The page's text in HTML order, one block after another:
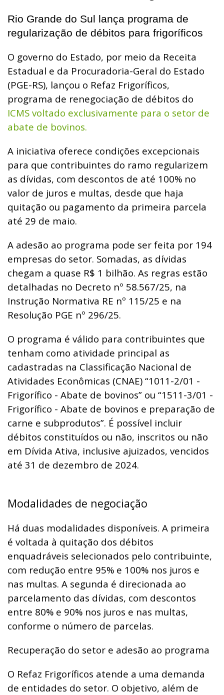
Rio Grande do Sul lança programa de
regularização de débitos para frigoríficos
O governo do Estado, por meio da Receita
Estadual e da Procuradoria-Geral do Estado
(PGE-RS), lançou o Refaz Frigoríficos,
programa de renegociação de débitos do
ICMS voltado exclusivamente para o setor de
abate de bovinos.
A iniciativa oferece condições excepcionais
para que contribuintes do ramo regularizem
as dívidas, com descontos de até 100% no
valor de juros e multas, desde que haja
quitação ou pagamento da primeira parcela
até 29 de maio.
A adesão ao programa pode ser feita por 194
empresas do setor. Somadas, as dívidas
chegam a quase R$ 1 bilhão. As regras estão
detalhadas no Decreto nº 58.567/25, na
Instrução Normativa RE nº 115/25 e na
Resolução PGE nº 296/25.
O programa é válido para contribuintes que
tenham como atividade principal as
cadastradas na Classificação Nacional de
Atividades Econômicas (CNAE) “1011-2/01 -
Frigorífico - Abate de bovinos” ou “1511-3/01 -
Frigorífico - Abate de bovinos e preparação de
carne e subprodutos”. É possível incluir
débitos constituídos ou não, inscritos ou não
em Dívida Ativa, inclusive ajuizados, vencidos
até 31 de dezembro de 2024.
Modalidades de negociação
Há duas modalidades disponíveis. A primeira
é voltada à quitação dos débitos
enquadráveis selecionados pelo contribuinte,
com redução entre 95% e 100% nos juros e
nas multas. A segunda é direcionada ao
parcelamento das dívidas, com descontos
entre 80% e 90% nos juros e nas multas,
conforme o número de parcelas.
Recuperação do setor e adesão ao programa
O Refaz Frigoríficos atende a uma demanda
de entidades do setor. O objetivo, além de